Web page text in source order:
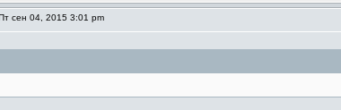
сен 04, 2015 3:01 pm